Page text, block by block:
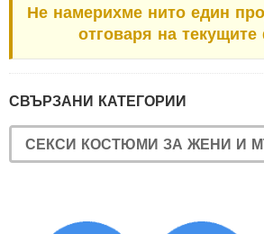
Не намерихме нито един
отговаря на
СВЪРЗАНИ КАТЕГОРИИ
СЕКСИ КОСТЮМИ ЗА ЖЕНИ И